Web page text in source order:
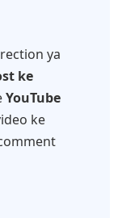
ya
ke
YouTube
ke